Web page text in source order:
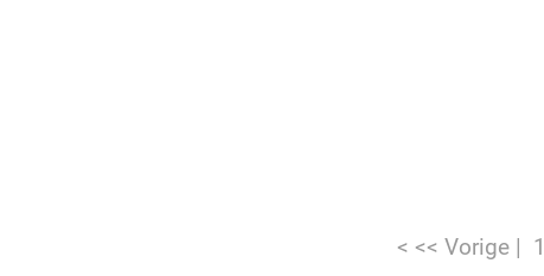
< << Vorige 1